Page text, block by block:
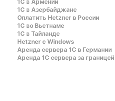
1С в Армении
1С в Азербайджане
Оплатить Hetzner в России
1С во Вьетнаме
1С в Тайланде
Hetzner c Windows
Аренда сервера 1С в Германии
Аренда 1С сервера за границей